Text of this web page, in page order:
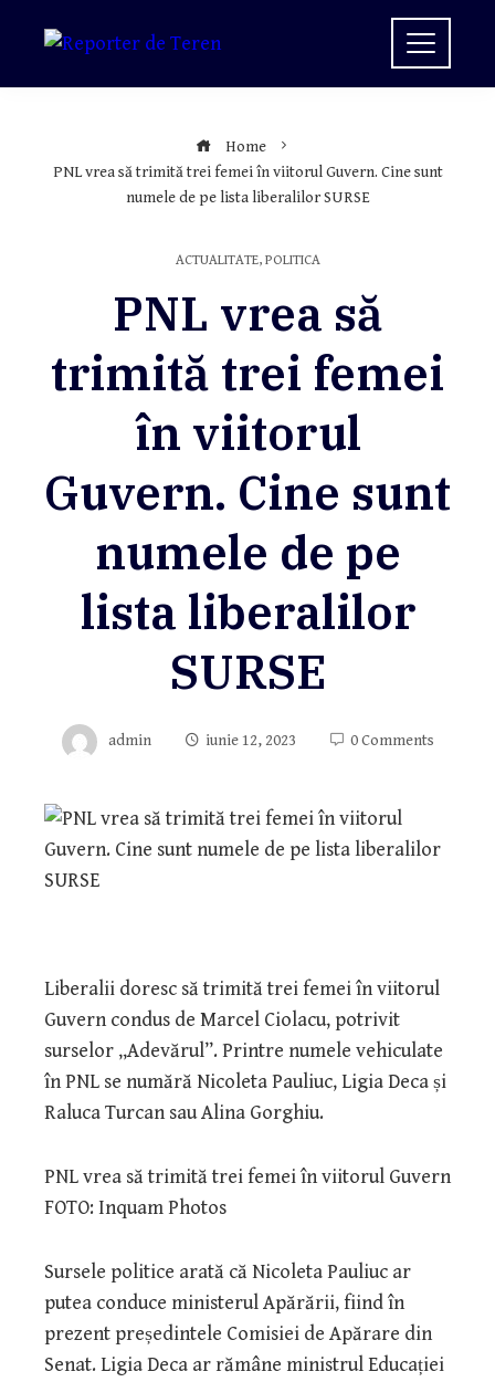
Home
PNL vrea să trimită trei femei în viitorul Guvern. Cine sunt
numele de pe lista liberalilor SURSE
ACTUALITATE, POLITICA
PNL vrea să
trimită trei femei
în viitorul
Guvern. Cine sunt
numele de pe
lista liberalilor
SURSE
admin iunie 12, 2023 0 Comments
Liberalii doresc să trimită trei femei în viitorul
Guvern condus de Marcel Ciolacu, potrivit
surselor „Adevărul”. Printre numele vehiculate
în PNL se numără Nicoleta Pauliuc, Ligia Deca și
Raluca Turcan sau Alina Gorghiu.
PNL vrea să trimită trei femei în viitorul Guvern
FOTO: Inquam Photos
Sursele politice arată că Nicoleta Pauliuc ar
putea conduce ministerul Apărării, fiind în
prezent președintele Comisiei de Apărare din
Senat. Ligia Deca ar rămâne ministrul Educației